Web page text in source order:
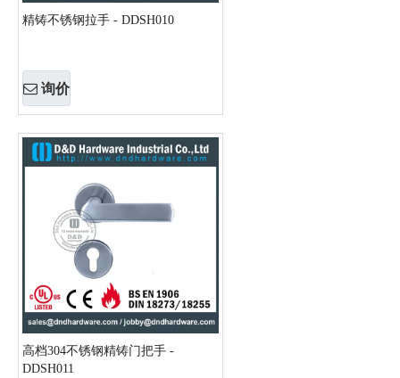
精铸不锈钢拉手 - DDSH010
询价
高档304不锈钢精铸门把手 -
DDSH011